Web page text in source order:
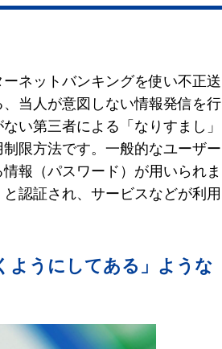
ネットバンキングを使い不正送
当人が意図しない情報発信を行
い第三者による「なりすまし」
限方法です。一般的なユーザー
報（パスワード）が用いられま
認証され、サービスなどが利用
ようにしてある」ような